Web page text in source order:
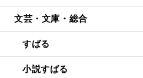
文芸・文庫・総合
すばる
小説すばる